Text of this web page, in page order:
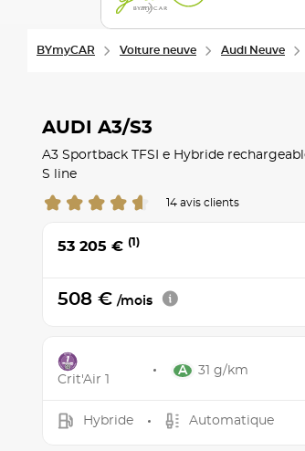
BYmyCAR Voiture neuve Audi Neuve
AUDI A3/S3
A3 Sportback TFSI e Hybride
S line
14 avis clients
53 205 € (1)
508 € /mois
Crit'Air 1
31 g/km
Hybride Automatique